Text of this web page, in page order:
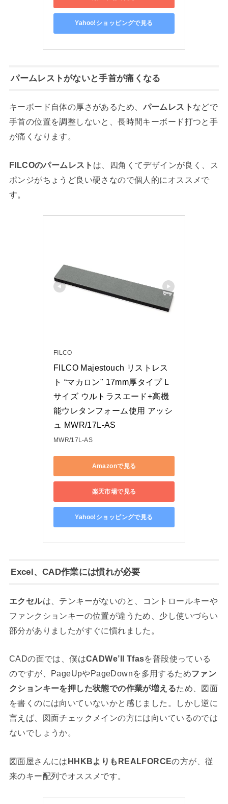
Yahoo!ショッピングで見る
パームレストがないと手首が痛くなる
キーボード自体の厚さがあるため、 パームレスト などで
手首の位置を調整しないと、長時間キーボード打つと手
が痛くなります。
FILCOのパームレスト は、四角くてデザインが良く、ス
ポンジがちょうど良い硬さなので個人的にオススメで
す。
FILCO
FILCO Majestouch リストレス
ト “マカロン" 17mm厚タイプ L
サイズ ウルトラスエード+高機
能ウレタンフォーム使用 アッシ
ュ MWR/17L-AS
MWR/17L-AS
Amazonで見る
楽天市場で見る
Yahoo!ショッピングで見る
Excel、CAD作業には慣れが必要
エクセルは、テンキーがないのと、コントロールキーや
ファンクションキーの位置が違うため、少し使いづらい
部分がありましたがすぐに慣れました。
CADの面では、僕はCADWe’ll Tfasを普段使っている
のですが、PageUpやPageDownを多用するためファン
クションキーを押した状態での作業が増えるため、図面
を書くのには向いていないかと感じました。しかし逆に
言えば、図面チェックメインの方には向いているのでは
ないでしょうか。
図面屋さんにはHHKBよりもREALFORCEの方が、従
来のキー配列でオススメです。